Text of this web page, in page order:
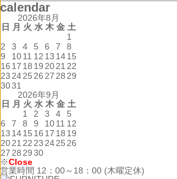
calendar
2026年8月
日 月 火 水 木 金 土
1
2
3 4 5 6 7
8
9
1011 12 13 1415
16 17 18 19202122
23242526272829
3031
2026年9月
日 月 火 水 木 金 土
1
2 3 4
5
6
7 8 9 1011 12
13 1415 16 17 18 19
20212223242526
27282930
※Close
営業時間 12：00～18：00 (木曜定休)